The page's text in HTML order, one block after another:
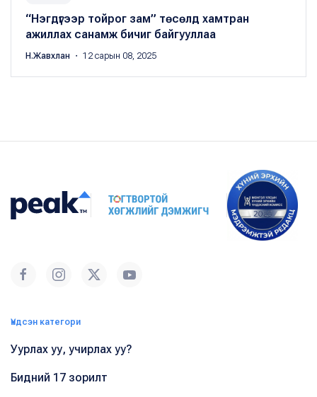
“Нэгдүгээр тойрог зам” төсөлд хамтран
ажиллах санамж бичиг байгууллаа
Н.Жавхлан ・ 12 сарын 08, 2025
Үндсэн категори
Уурлах уу, учирлах уу?
Бидний 17 зорилт